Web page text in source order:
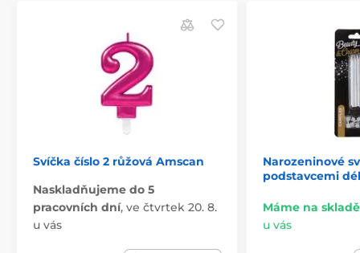
Svíčka číslo 2 růžová Amscan
Naskladňujeme do 5
pracovních dní, ve čtvrtek 20. 8.
u vás
Narozeninové
podstavcemi
Máme na skladě
u vás